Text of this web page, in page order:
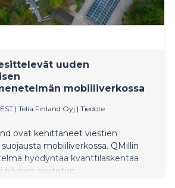
uuden
mobiiliverkossa
| Telia Finland Oyj | Tiedote
ovat kehittäneet viestien
mobiiliverkossa. QMillin
hyödyntää kvanttilaskentaa
pilveen sijoitetun